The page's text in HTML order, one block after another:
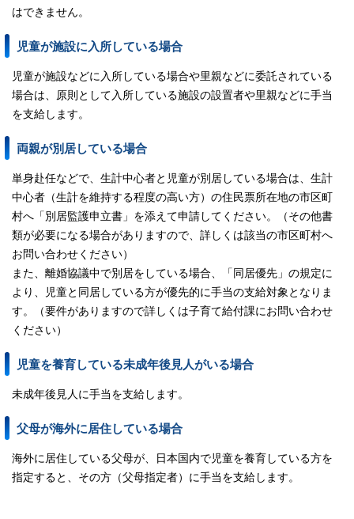
はできません。
児童が施設に入所している場合
児童が施設などに入所している場合や里親などに委託されている
場合は、原則として入所している施設の設置者や里親などに手当
を支給します。
両親が別居している場合
単身赴任などで、生計中心者と児童が別居している場合は、生計
中心者（生計を維持する程度の高い方）の住民票所在地の市区町
村へ「別居監護申立書」を添えて申請してください。（その他書
類が必要になる場合がありますので、詳しくは該当の市区町村へ
お問い合わせください）
また、離婚協議中で別居をしている場合、「同居優先」の規定に
より、児童と同居している方が優先的に手当の支給対象となりま
す。（要件がありますので詳しくは子育て給付課にお問い合わせ
ください）
児童を養育している未成年後見人がいる場合
未成年後見人に手当を支給します。
父母が海外に居住している場合
海外に居住している父母が、日本国内で児童を養育している方を
指定すると、その方（父母指定者）に手当を支給します。